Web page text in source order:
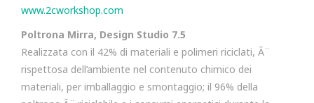
www.2cworkshop.com
Poltrona Mirra, Design Studio 7.5
Realizzata con il 42% di materiali e polimeri riciclati, Ã¨
rispettosa dell’ambiente nel contenuto chimico dei
materiali, per imballaggio e smontaggio; il 96% della